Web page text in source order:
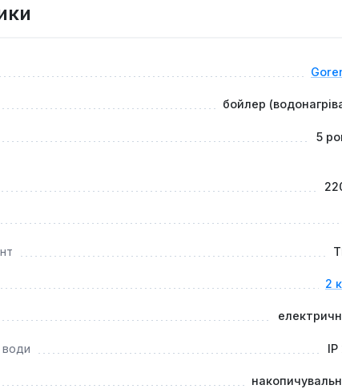
запобігаючи розмноженню бактерій. Також
витрат.
енергоресурсів. Його доцільно використовувати в
бойлер
5
2
води IP